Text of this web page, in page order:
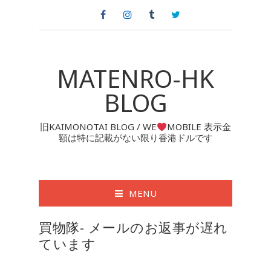
MATENRO-HK
BLOG
旧KAIMONOTAI BLOG / WE
MOBILE 表示金
額は特に記載がない限り香港ドルです
MENU
買物隊- メールのお返事が遅れ
ています